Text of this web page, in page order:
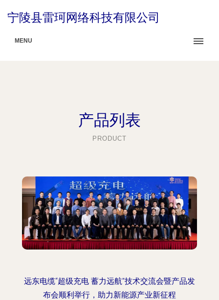
宁陵县雷珂网络科技有限公司
MENU
产品列表
PRODUCT
远东电缆“超级充电 蓄力远航”技术交流会暨产品发
布会顺利举行，助力新能源产业新征程